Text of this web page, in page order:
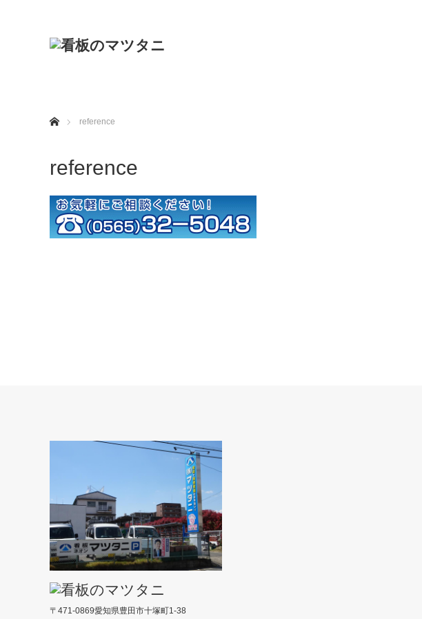
reference
reference
〒471-0869愛知県豊田市十塚町1-38